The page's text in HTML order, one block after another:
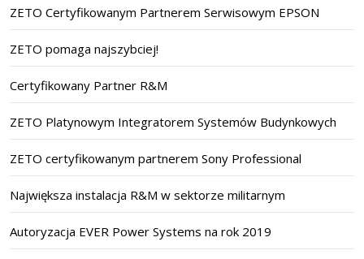
ZETO Certyfikowanym Partnerem Serwisowym EPSON
ZETO pomaga najszybciej!
Certyfikowany Partner R&M
ZETO Platynowym Integratorem Systemów Budynkowych
ZETO certyfikowanym partnerem Sony Professional
Największa instalacja R&M w sektorze militarnym
Autoryzacja EVER Power Systems na rok 2019